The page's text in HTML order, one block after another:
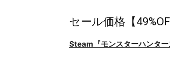
セール価格【
Steam 『モンスターハンタ